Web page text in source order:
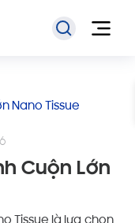
Nano Tissue
Cuộn Lớn